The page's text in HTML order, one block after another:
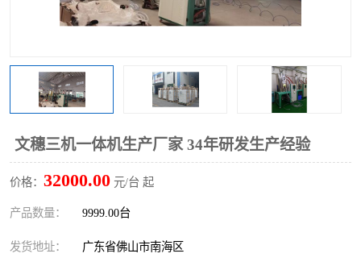
文穗三机一体机生产厂家 34年研发生产经验
价格： 32000.00 元/台 起
产品数量： 9999.00台
发货地址： 广东省佛山市南海区